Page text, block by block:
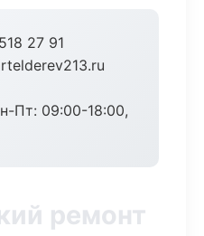
27 91
Пт: 09:00-18:00,
ремонт